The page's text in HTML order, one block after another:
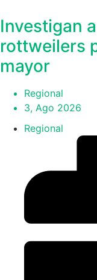
Investigan
rottweilers
mayor
Regional
3, Ago 2026
Regional